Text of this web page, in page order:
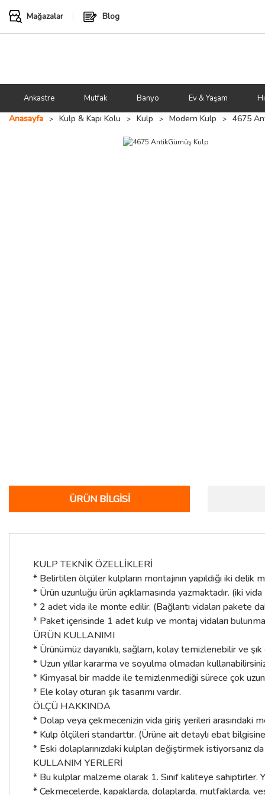
Mağazalar Blog
Ankastre Mutfak Banyo Ev & Yaşam
Anasayfa
Kulp & Kapı Kolu Kulp Modern Kulp 4675
ÜRÜN BILGISI
KULP TEKNİK ÖZELLİKLERİ
* Belirtilen ölçüler kulpların montajının yapıldığı iki delik
* Ürün uzunluğu ürün açıklamasında yazmaktadır. (iki
* 2 adet vida ile monte edilir. (Bağlantı vidaları pakete
* Paket içerisinde 1 adet kulp ve montaj vidaları
ÜRÜN KULLANIMI
* Ürünümüz dayanıklı, sağlam, kolay temizlenebilir ve
* Uzun yıllar kararma ve soyulma olmadan
* Kimyasal bir madde ile temizlenmediği sürece çok uzun
* Ele kolay oturan şık tasarımı vardır.
ÖLÇÜ HAKKINDA
* Dolap veya çekmecenizin vida giriş yerileri arasındaki
* Kulp ölçüleri standarttır. (Ürüne ait detaylı ebat
* Eski dolaplarınızdaki kulpları değiştirmek istiyorsanız
KULLANIM YERLERİ
* Bu kulplar malzeme olarak 1. Sınıf kaliteye sahiptirler.
* Çekmecelerde, kapaklarda, dolaplarda, mutfaklarda,